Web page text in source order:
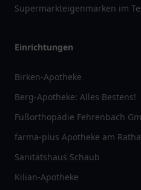
Supermarkteigenmarken im
Einrichtungen
Birken-Apotheke
Berg-Apotheke: Alles Bestens!
Fußorthopädie Fehrenbach
farma-plus Apotheke am
Sanitätshaus Schaub
Kilian-Apotheke